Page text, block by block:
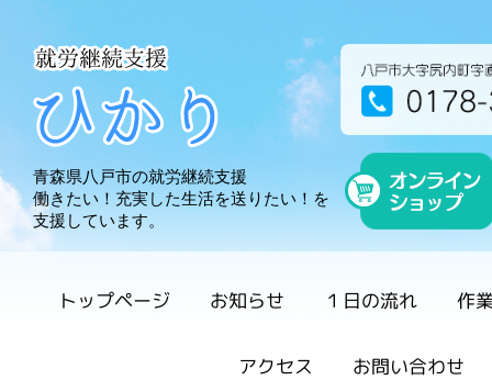
就労継続支援 ひか
青森県八戸市の就労継続支援
働きたい！充実した生活を送りたい！を
支援しています。
トップページ お知らせ １日の流れ 作
アクセス お問い合わせ